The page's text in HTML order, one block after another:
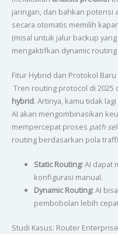
jaringan, dan bahkan potensi
secara otomatis memilih
(misal untuk jalur backup
mengaktifkan dynamic
Fitur Hybrid dan Protokol Baru
Tren routing protocol di 2025
hybrid. Artinya, kamu tidak
AI akan mengombinasikan
mempercepat proses path
routing berdasarkan pola
Static Routing:AI dapat
konfigurasi manual.
Dynamic Routing:AI
pembobolan lebih
Studi Kasus: Router